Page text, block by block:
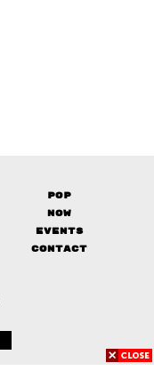
Pop
Now
Events
Contact